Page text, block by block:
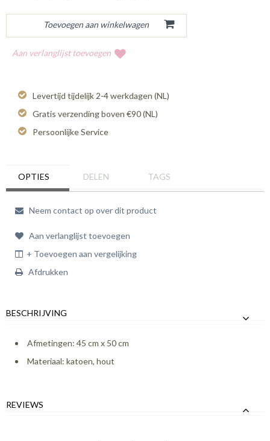
Aan verlanglijst toevoegen
Levertijd tijdelijk 2-4 werkdagen (NL)
Gratis verzending boven €90 (NL)
Persoonlijke Service
OPTIES DELEN TAGS
Neem contact op over dit product
Aan verlanglijst toevoegen
+ Toevoegen aan vergelijking
Afdrukken
BESCHRIJVING
Afmetingen: 45 cm x 50 cm
Materiaal: katoen, hout
REVIEWS